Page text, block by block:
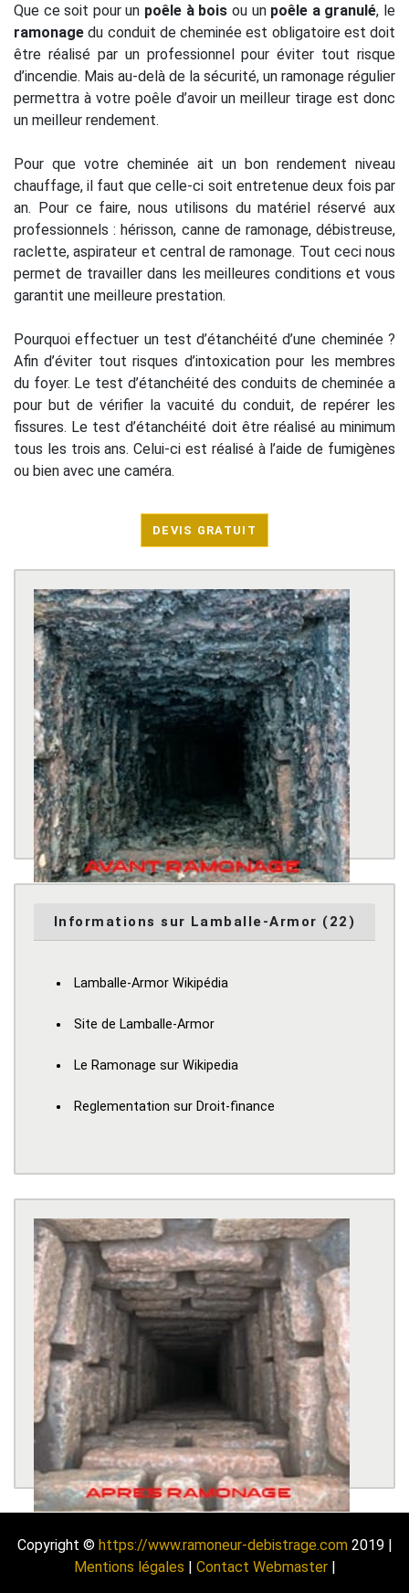
Que ce soit pour un poêle à bois ou un poêle a granulé, le
ramonage du conduit de cheminée est obligatoire est doit
être réalisé par un professionnel pour éviter tout risque
d’incendie. Mais au-delà de la sécurité, un ramonage régulier
permettra à votre poêle d’avoir un meilleur tirage est donc
un meilleur rendement.
Pour que votre cheminée ait un bon rendement niveau
chauffage, il faut que celle-ci soit entretenue deux fois par
an. Pour ce faire, nous utilisons du matériel réservé aux
professionnels : hérisson, canne de ramonage, débistreuse,
raclette, aspirateur et central de ramonage. Tout ceci nous
permet de travailler dans les meilleures conditions et vous
garantit une meilleure prestation.
Pourquoi effectuer un test d’étanchéité d’une cheminée ?
Afin d’éviter tout risques d’intoxication pour les membres
du foyer. Le test d’étanchéité des conduits de cheminée a
pour but de vérifier la vacuité du conduit, de repérer les
fissures. Le test d’étanchéité doit être réalisé au minimum
tous les trois ans. Celui-ci est réalisé à l’aide de fumigènes
ou bien avec une caméra.
DEVIS GRATUIT
Informations sur Lamballe-Armor (22)
Lamballe-Armor Wikipédia
Site de Lamballe-Armor
Le Ramonage sur Wikipedia
Reglementation sur Droit-finance
Copyright © https://www.ramoneur-debistrage.com2019 |
Mentions légales
Contact Webmaster|